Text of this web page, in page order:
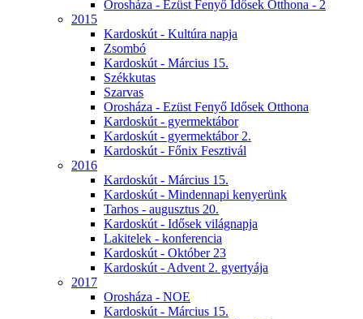
Orosháza - Ezüst Fenyő Idősek Otthona - 2
2015
Kardoskút - Kultúra napja
Zsombó
Kardoskút - Március 15.
Székkutas
Szarvas
Orosháza - Ezüst Fenyő Idősek Otthona
Kardoskút - gyermektábor
Kardoskút - gyermektábor 2.
Kardoskút - Főnix Fesztivál
2016
Kardoskút - Március 15.
Kardoskút - Mindennapi kenyerünk
Tarhos - augusztus 20.
Kardoskút - Idősek világnapja
Lakitelek - konferencia
Kardoskút - Október 23
Kardoskút - Advent 2. gyertyája
2017
Orosháza - NOE
Kardoskút - Március 15.